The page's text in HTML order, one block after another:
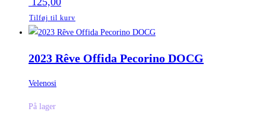
Tilføj til kurv
2023 Rêve Offida Pecorino DOCG
Velenosi
På lager